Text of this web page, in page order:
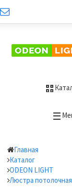
Главная
Каталог
ODEON LIGHT
Люстра